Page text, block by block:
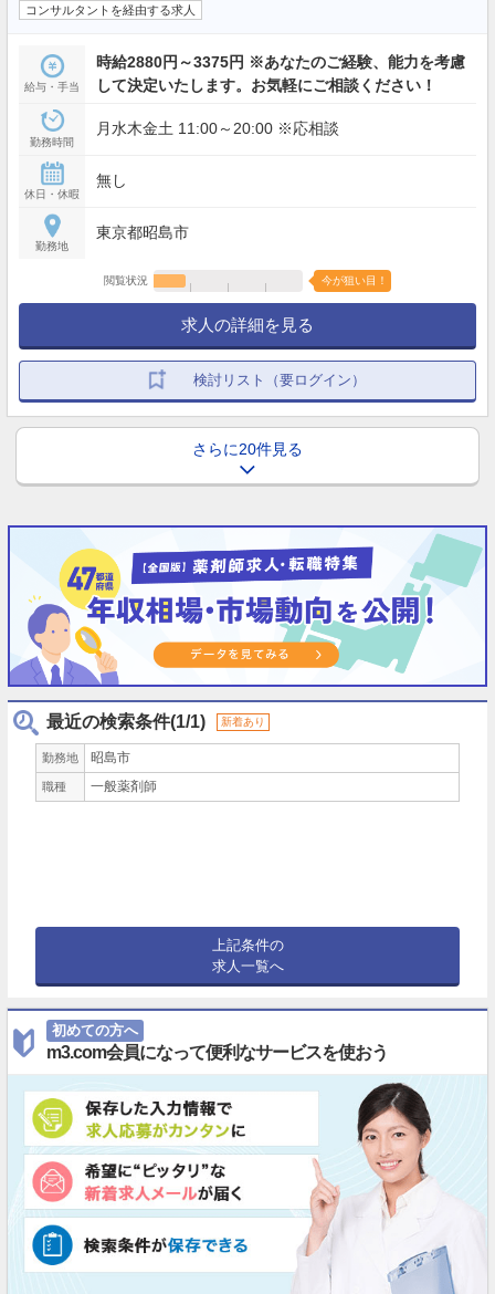
コンサルタントを経由する求人
給与・手当
時給2880円～3375円 ※あなたのご経験、能力を考慮
して決定いたします。お気軽にご相談ください！
勤務時間
月水木金土 11:00～20:00 ※応相談
休日・休暇
無し
勤務地
東京都昭島市
閲覧状況 今が狙い目！
求人の詳細を見る
検討リスト（要ログイン）
さらに20件見る
最近の検索条件(1/1) 新着あり
勤務地 昭島市
職種 一般薬剤師
上記条件の
求人一覧へ
初めての方へ
m3.com会員になって便利なサービスを使おう